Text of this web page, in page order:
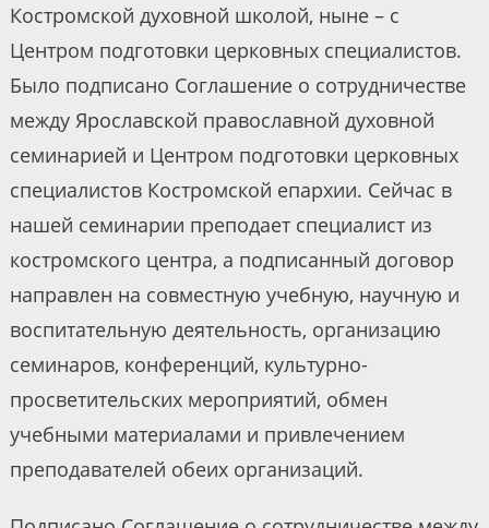
Костромской духовной школой, ныне – с
Центром подготовки церковных специалистов.
Было подписано Соглашение о сотрудничестве
между Ярославской православной духовной
семинарией и Центром подготовки церковных
специалистов Костромской епархии. Сейчас в
нашей семинарии преподает специалист из
костромского центра, а подписанный договор
направлен на совместную учебную, научную и
воспитательную деятельность, организацию
семинаров, конференций, культурно-
просветительских мероприятий, обмен
учебными материалами и привлечением
преподавателей обеих организаций.